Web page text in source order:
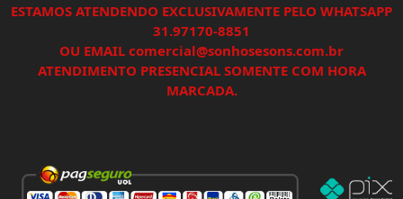
ESTAMOS ATENDENDO EXCLUSIVAMENTE PELO WHATSAPP
31.97170-8851
OU EMAIL comercial@sonhosesons.com.br
ATENDIMENTO PRESENCIAL SOMENTE COM HORA
MARCADA.